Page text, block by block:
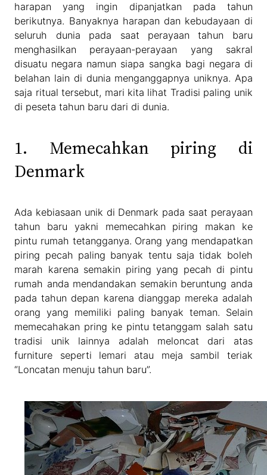
harapan yang ingin dipanjatkan pada tahun
berikutnya. Banyaknya harapan dan kebudayaan di
seluruh dunia pada saat perayaan tahun baru
menghasilkan perayaan-perayaan yang sakral
disuatu negara namun siapa sangka bagi negara di
belahan lain di dunia menganggapnya uniknya. Apa
saja ritual tersebut, mari kita lihat Tradisi paling unik
di peseta tahun baru dari di dunia.
1. Memecahkan piring di
Denmark
Ada kebiasaan unik di Denmark pada saat perayaan
tahun baru yakni memecahkan piring makan ke
pintu rumah tetangganya. Orang yang mendapatkan
piring pecah paling banyak tentu saja tidak boleh
marah karena semakin piring yang pecah di pintu
rumah anda mendandakan semakin beruntung anda
pada tahun depan karena dianggap mereka adalah
orang yang memiliki paling banyak teman. Selain
memecahakan pring ke pintu tetanggam salah satu
tradisi unik lainnya adalah meloncat dari atas
furniture seperti lemari atau meja sambil teriak
“Loncatan menuju tahun baru”.